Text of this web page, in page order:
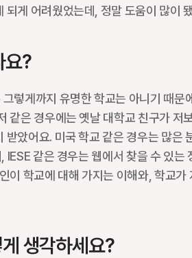
되게 어려웠었는데, 정말 도움이 많이
요?
렇게까지 유명한 학교는 아니기 때문
같은 경우에는 옛날 대학교 친구가 저
받았어요. 미국 학교 같은 경우는 많은
같은 경우는 웹에서 찾을 수 있는
이 학교에 대해 가지는 이해와, 학교가
생각하세요?